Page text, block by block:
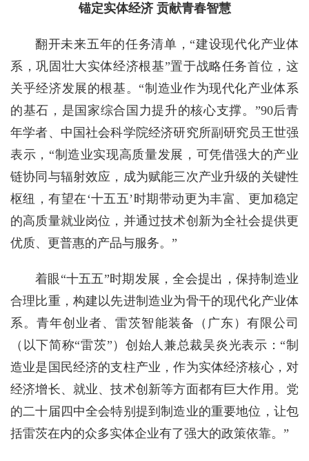
锚定实体经济 贡献青春智慧
翻开未来五年的任务清单，“建设现代化产业体
系，巩固壮大实体经济根基”置于战略任务首位，这
关乎经济发展的根基。“制造业作为现代化产业体系
的基石，是国家综合国力提升的核心支撑。”90后青
年学者、中国社会科学院经济研究所副研究员王世强
表示，“制造业实现高质量发展，可凭借强大的产业
链协同与辐射效应，成为赋能三次产业升级的关键性
枢纽，有望在‘十五五’时期带动更为丰富、更加稳定
的高质量就业岗位，并通过技术创新为全社会提供更
优质、更普惠的产品与服务。”
着眼“十五五”时期发展，全会提出，保持制造业
合理比重，构建以先进制造业为骨干的现代化产业体
系。青年创业者、雷茨智能装备（广东）有限公司
（以下简称“雷茨”）创始人兼总裁吴炎光表示：“制
造业是国民经济的支柱产业，作为实体经济核心，对
经济增长、就业、技术创新等方面都有巨大作用。党
的二十届四中全会特别提到制造业的重要地位，让包
括雷茨在内的众多实体企业有了强大的政策依靠。”